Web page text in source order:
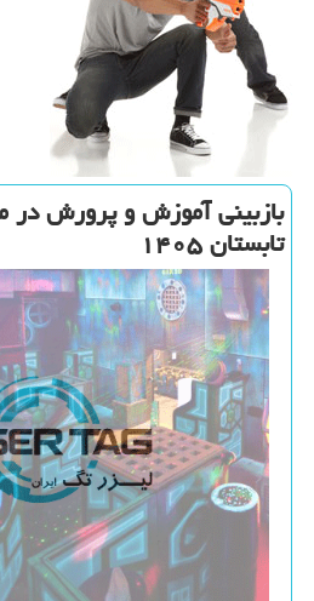
بازبینی آموزش و پرورش در
تابستان ۱۴۰۵